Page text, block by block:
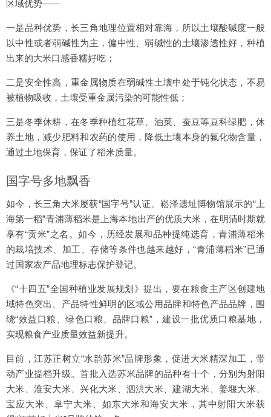
区域优势——
一是品种优势，长三角地理位置相对靠海，所以土壤酸碱度一般
以中性或者弱碱性为主，偏中性、弱碱性的土壤渗透性好，种植
出来的大米口感香糯好吃；
二是安全性高，重金属物质在弱碱性土壤中处于钝化状态，不易
被植物吸收，土壤受重金属污染的可能性低；
三是冬季休耕，在冬季种植红花草、油菜、蚕豆等豆科绿肥，休
养土地，减少肥料和农药的使用，降低土壤本身的氟化物含量，
通过土地保育，保证了稻米质量。
国字号多地飘香
如今，长三角大米屡获“国字号”认证。崧泽遗址博物馆展示的“上
海第一稻”青浦薄稻米是上海本地出产的优质大米，在明清时期就
享有“贡米”之名。如今，历经发展和品种提纯选育，青浦薄稻米
的栽培技术、加工、存储等条件也越来越好，“青浦薄稻米”已通
过国家农产品地理标志保护登记。
《“十四五”全国种植业发展规划》提出，要在粮食主产区创建地
域特色突出、产品特性鲜明的区域公用品牌和特色产品品牌，围
绕“效益口粮、绿色口粮、品牌口粮”，建设一批优质口粮基地，
实现粮食产业质量效益新提升。
目前，江苏正树立“水韵苏米”品牌形象，促进大米精深加工，带
动产业提档升级。首批入选苏米品牌的品种有十个，分别为射阳
大米、淮安大米、兴化大米、泗洪大米、建湖大米、姜堰大米、
宝应大米、阜宁大米、如东大米和海安大米，其中射阳大米获